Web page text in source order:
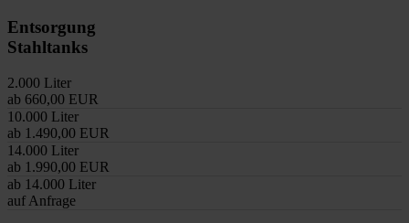
Entsorgung
Stahltanks
2.000 Liter
ab 660,00 EUR
10.000 Liter
ab 1.490,00 EUR
14.000 Liter
ab 1.990,00 EUR
ab 14.000 Liter
auf Anfrage